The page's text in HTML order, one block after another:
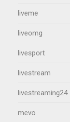
liveme
liveomg
livesport
livestream
livestreaming24
mevo